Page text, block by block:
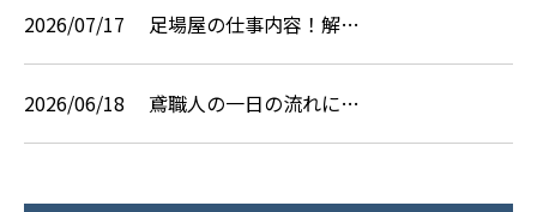
2026/07/17 足場屋の仕事内容！解…
2026/06/18 鳶職人の一日の流れに…